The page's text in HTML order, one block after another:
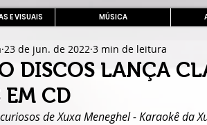
E VISUAIS MÚSICA
DISCOS LANÇA
EM CD
23 de jun. de 2022 3 min de leitura
de Xuxa Meneghel - Karaokê da